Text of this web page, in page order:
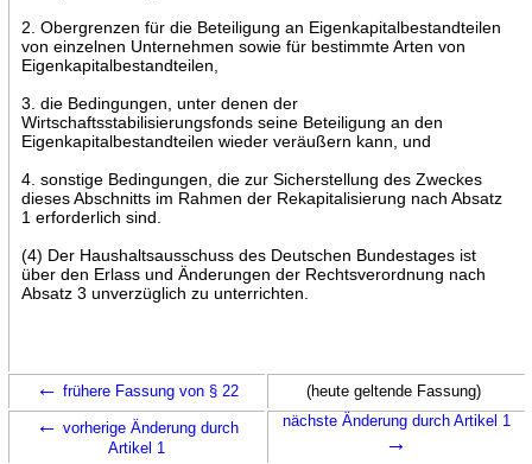
2. Obergrenzen für die Beteiligung an Eigenkapitalbestandteilen
von einzelnen Unternehmen sowie für bestimmte Arten von
Eigenkapitalbestandteilen,
3. die Bedingungen, unter denen der
Wirtschaftsstabilisierungsfonds seine Beteiligung an den
Eigenkapitalbestandteilen wieder veräußern kann, und
4. sonstige Bedingungen, die zur Sicherstellung des Zweckes
dieses Abschnitts im Rahmen der Rekapitalisierung nach Absatz
1 erforderlich sind.
(4) Der Haushaltsausschuss des Deutschen Bundestages ist
über den Erlass und Änderungen der Rechtsverordnung nach
Absatz 3 unverzüglich zu unterrichten.
← frühere Fassung von § 22 (heute geltende Fassung)
← vorherige Änderung durch
Artikel 1
nächste Änderung durch Artikel 1
→